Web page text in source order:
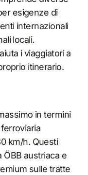
esigenze di
internazionali
locali.
i viaggiatori a
itinerario.
in termini
km/h. Questi
austriaca e
sulle tratte